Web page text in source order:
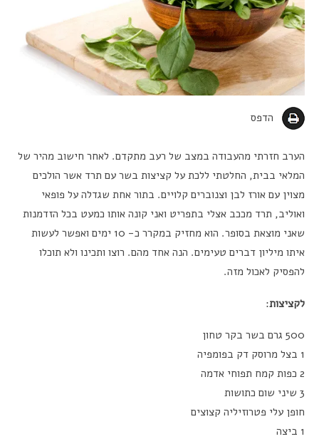
הדפס
הערב חזרתי מהעבודה במצב של רעב מתקדם. לאחר חישוב מהיר של
המלאי בבית, החלטתי ללכת על קציצות בשר עם תרד אשר הולכים
מצוין עם אורז לבן וצנוברים קלויים. בתור אחת שגדלה על פופאי
ואוליב, תרד מככב אצלי בתפריט ואני קונה אותו כמעט בכל הזדמנות
שאני מוצאת בסופר. הוא מחזיק במקרר כ- 10 ימים ואפשר לעשות
איתו מיליון דברים טעימים. הנה אחד מהם. רוצו ותכינו ולא תוכלו
להפסיק לאכול מזה.
לקציצות:
500 גרם בשר בקר טחון
1 בצל מרוסק דק בפומפיה
2 כפות קמח תפוחי אדמה
3 שיני שום כתושות
חופן עלי פטרוזיליה קצוצים
1 ביצה